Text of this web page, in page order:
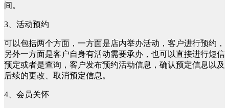
间。
3、活动预约
可以包括两个方面，一方面是店内举办活动，客户进行预约，
另外一方面是客户自身有活动需要承办，也可以直接进行短信
预定或者是查询，客户发布预约活动信息，确认预定信息以及
后续的更改、取消预定信息。
4、会员关怀